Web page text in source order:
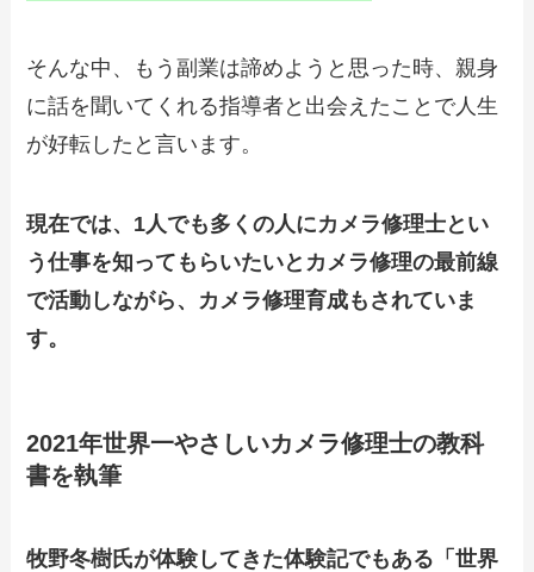
そんな中、もう副業は諦めようと思った時、親身
に話を聞いてくれる指導者と出会えたことで人生
が好転したと言います。
現在では、1人でも多くの人にカメラ修理士とい
う仕事を知ってもらいたいとカメラ修理の最前線
で活動しながら、カメラ修理育成もされていま
す。
2021年世界一やさしいカメラ修理士の教科
書を執筆
牧野冬樹氏が体験してきた体験記でもある「世界